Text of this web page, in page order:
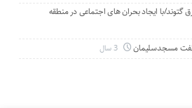
گتوند/با ایجاد بحران های اجتماعی در منطقه
نفت مسجدسلیمان 3 سال